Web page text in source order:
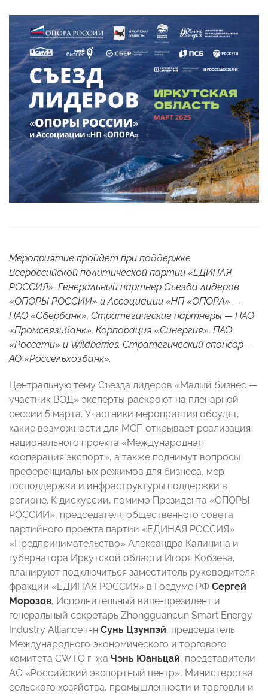
Мероприятие пройдет при поддержке
Всероссийской политической партии «ЕДИНАЯ
РОССИЯ». Генеральный партнер Съезда лидеров
«ОПОРЫ РОССИИ» и Ассоциации «НП «ОПОРА» —
ПАО «Сбербанк», Стратегические партнеры — ПАО
«Промсвязьбанк», Корпорация «Синергия», ПАО
«Россети» и Wildberries. Стратегический спонсор —
АО «Россельхозбанк».
Центральную тему Съезда лидеров «Малый бизнес —
участник ВЭД» эксперты раскроют на пленарной
сессии 5 марта. Участники мероприятия обсудят,
какие возможности для МСП открывает реализация
национального проекта «Международная
кооперация экспорт», а также поднимут вопросы
преференциальных режимов для бизнеса, мер
господдержки и инфраструктуры поддержки в
регионе. К дискуссии, помимо Президента «ОПОРЫ
РОССИИ», председателя общественного совета
партийного проекта партии «ЕДИНАЯ РОССИЯ»
«Предпринимательство» Александра Калинина и
губернатора Иркутской области Игоря Кобзева,
планируют подключиться заместитель руководителя
фракции «ЕДИНАЯ РОССИЯ» в Госдуме РФ Сергей
Морозов, Исполнительный вице-президент и
генеральный секретарь Zhongguancun Smart Energy
Industry Alliance г-н Сунь Цзунпэй, председатель
Международного экономического и торгового
комитета CWTO г-жа Чэнь Юаньцай, представители
АО «Российский экспортный центр», Министерства
сельского хозяйства, промышленности и торговли и